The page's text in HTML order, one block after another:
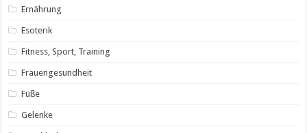
Ernährung
Esoterik
Fitness, Sport, Training
Frauengesundheit
Füße
Gelenke